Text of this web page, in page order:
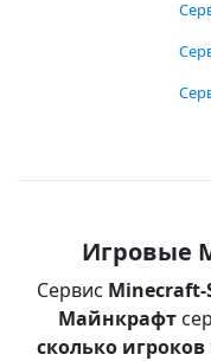
Игровые
Сервис Minecraft-
Майнкрафт
сколько